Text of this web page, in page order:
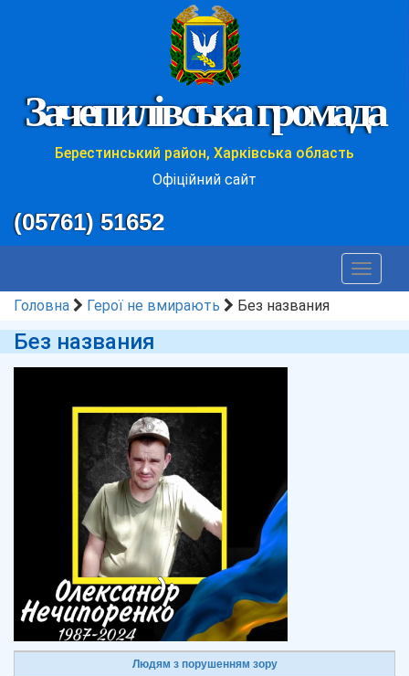
Зачепилівська громада
Берестинський район, Харківська область
Офіційний сайт
(05761) 51652
Toggle
Головна
Герої не вмирають Без названия
Без названия
Людям з порушенням зору